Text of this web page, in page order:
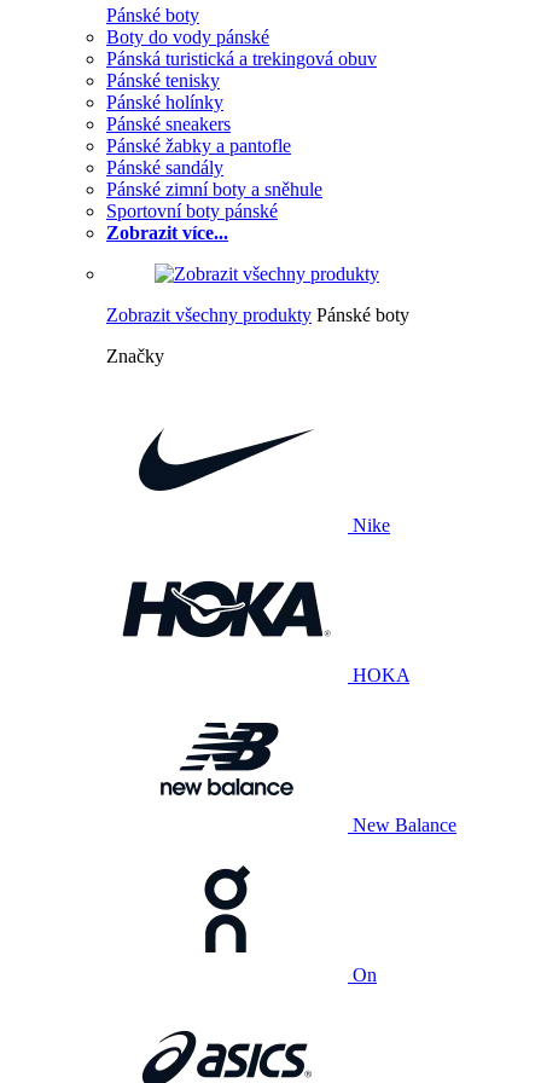
Pánské boty
Boty do vody pánské
Pánská turistická a trekingová obuv
Pánské tenisky
Pánské holínky
Pánské sneakers
Pánské žabky a pantofle
Pánské sandály
Pánské zimní boty a sněhule
Sportovní boty pánské
Zobrazit více...
Zobrazit všechny produkty Pánské boty
Značky
Nike
HOKA
New Balance
On